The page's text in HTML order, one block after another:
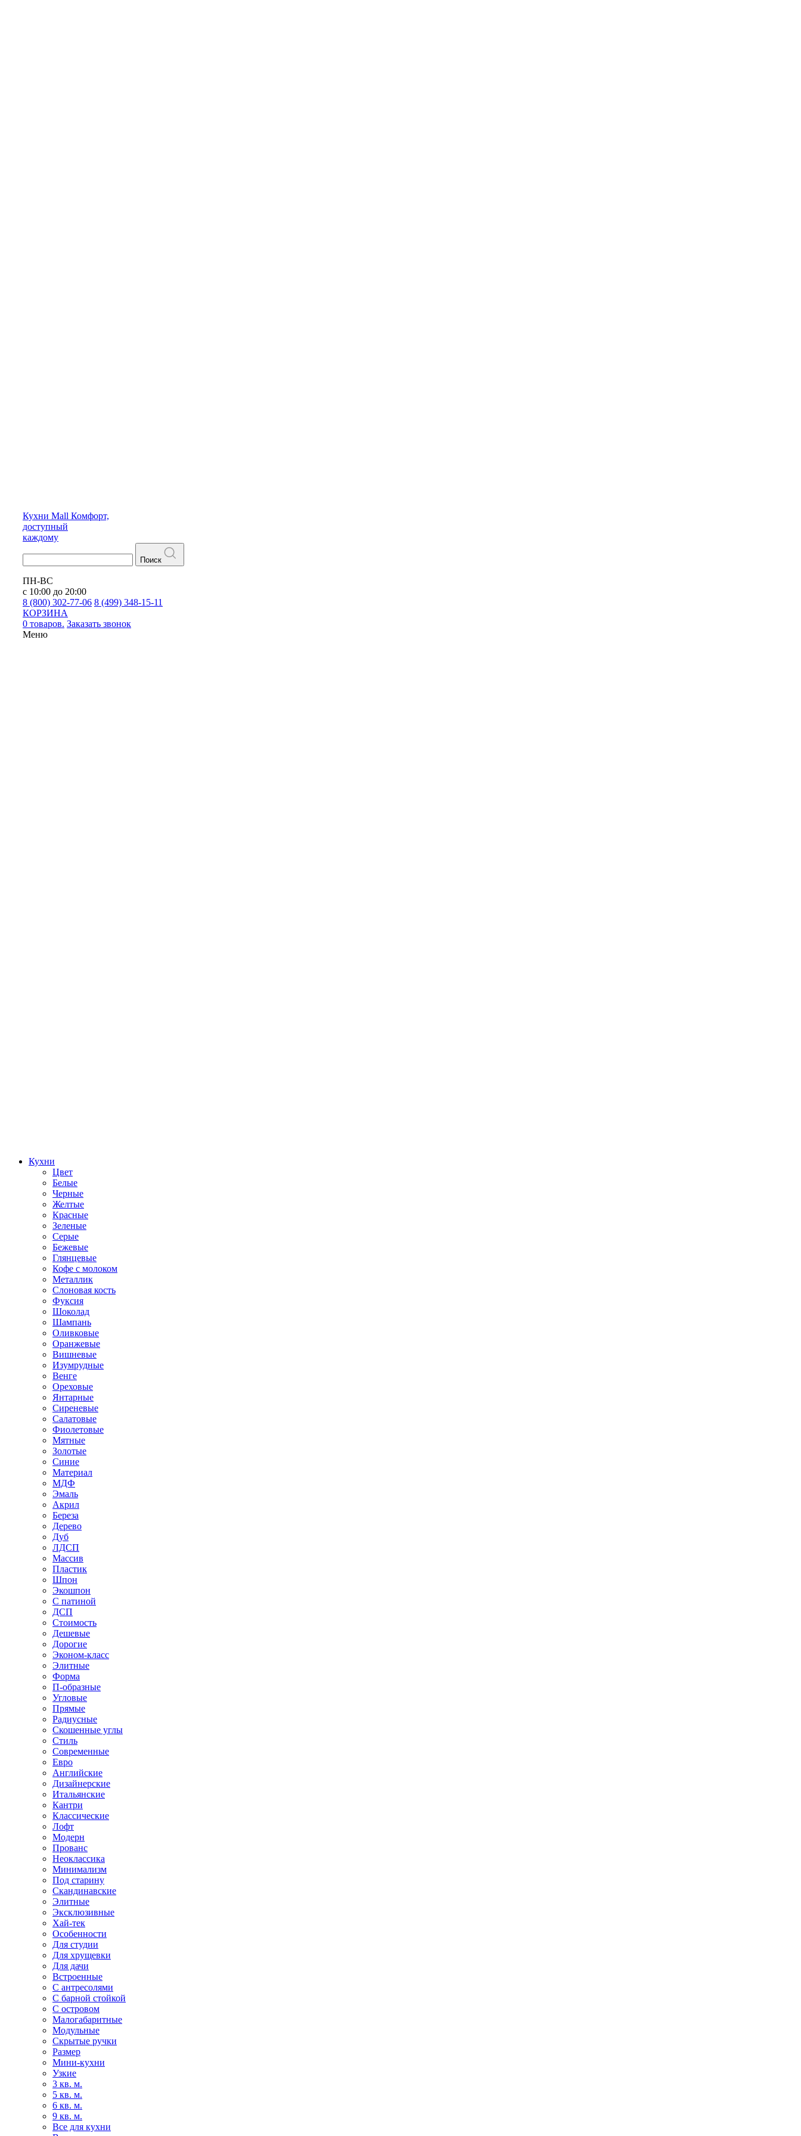
Кухни Mall Комфорт,
доступный
каждому
Поиск
ПН-ВС
с 10:00 до 20:00
8 (800) 302-77-06 8 (499) 348-15-11
КОРЗИНА
0 товаров. Заказать звонок
Меню
Кухни
Цвет
Белые
Черные
Желтые
Красные
Зеленые
Серые
Бежевые
Глянцевые
Кофе с молоком
Металлик
Слоновая кость
Фуксия
Шоколад
Шампань
Оливковые
Оранжевые
Вишневые
Изумрудные
Венге
Ореховые
Янтарные
Сиреневые
Салатовые
Фиолетовые
Мятные
Золотые
Синие
Материал
МДФ
Эмаль
Акрил
Береза
Дерево
Дуб
ЛДСП
Массив
Пластик
Шпон
Экошпон
С патиной
ДСП
Стоимость
Дешевые
Дорогие
Эконом-класс
Элитные
Форма
П-образные
Угловые
Прямые
Радиусные
Скошенные углы
Стиль
Современные
Евро
Английские
Дизайнерские
Итальянские
Кантри
Классические
Лофт
Модерн
Прованс
Неоклассика
Минимализм
Под старину
Скандинавские
Элитные
Эксклюзивные
Хай-тек
Особенности
Для студии
Для хрущевки
Для дачи
Встроенные
С антресолями
С барной стойкой
С островом
Малогабаритные
Модульные
Скрытые ручки
Размер
Мини-кухни
Узкие
3 кв. м.
5 кв. м.
6 кв. м.
9 кв. м.
Все для кухни